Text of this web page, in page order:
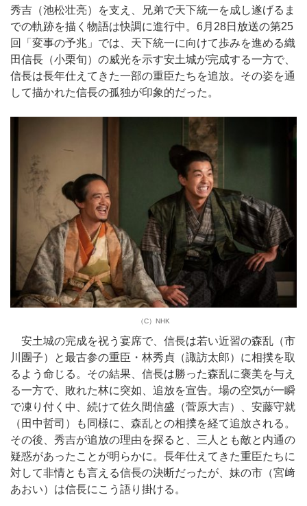
秀吉（池松壮亮）を支え、兄弟で天下統一を成し遂げるま
での軌跡を描く物語は快調に進行中。6月28日放送の第25
回「変事の予兆」では、天下統一に向けて歩みを進める織
田信長（小栗旬）の威光を示す安土城が完成する一方で、
信長は長年仕えてきた一部の重臣たちを追放。その姿を通
して描かれた信長の孤独が印象的だった。
（C）NHK
安土城の完成を祝う宴席で、信長は若い近習の森乱（市
川團子）と最古参の重臣・林秀貞（諏訪太郎）に相撲を取
るよう命じる。その結果、信長は勝った森乱に褒美を与え
る一方で、敗れた林に突如、追放を宣告。場の空気が一瞬
で凍り付く中、続けて佐久間信盛（菅原大吉）、安藤守就
（田中哲司）も同様に、森乱との相撲を経て追放される。
その後、秀吉が追放の理由を探ると、三人とも敵と内通の
疑惑があったことが明らかに。長年仕えてきた重臣たちに
対して非情とも言える信長の決断だったが、妹の市（宮﨑
あおい）は信長にこう語り掛ける。